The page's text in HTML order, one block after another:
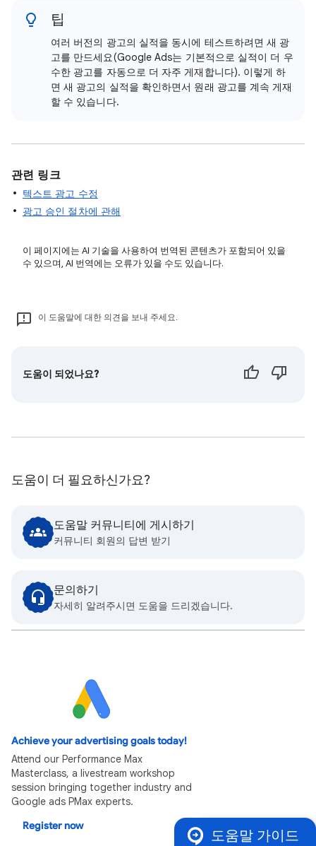
팁
여러 버전의 광고의 실적을 동시에 테스트하려면 새 광
고를 만드세요(Google Ads는 기본적으로 실적이 더 우
수한 광고를 자동으로 더 자주 게재합니다). 이렇게 하
면 새 광고의 실적을 확인하면서 원래 광고를 계속 게재
할 수 있습니다.
관련 링크
텍스트 광고 수정
광고 승인 절차에 관해
이 페이지에는 AI 기술을 사용하여 번역된 콘텐츠가 포함되어 있을
수 있으며, AI 번역에는 오류가 있을 수도 있습니다.
이 도움말에 대한 의견을 보내 주세요.
도움이 되었나요?
도움이 더 필요하신가요?
도움말 커뮤니티에 게시하기
커뮤니티 회원의 답변 받기
문의하기
자세히 알려주시면 도움을 드리겠습니다.
Achieve your advertising goals today!
Attend our Performance Max
Masterclass, a livestream workshop
session bringing together industry and
Google ads PMax experts.
Register now
도움말 가이드